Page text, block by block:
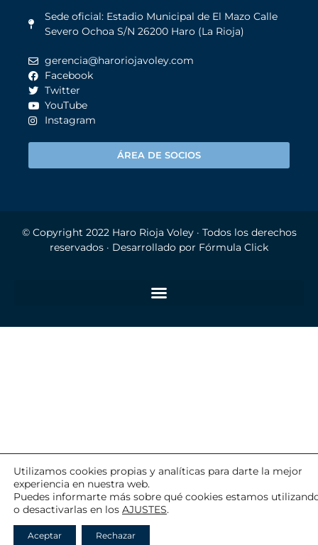
Sede oficial: Estadio Municipal de El Mazo Calle
Severo Ochoa S/N 26200 Haro (La Rioja)
gerencia@haroriojavoley.com
Facebook
Twitter
YouTube
Instagram
ÁREA DE SOCIOS
© Copyright 2022 Haro Rioja Voley· Todos los derechos
reservados · Desarrollado por Fórmula Click
Utilizamos cookies propias y analíticas para darte la mejor
experiencia en nuestra web.
Puedes informarte más sobre qué cookies estamos
o desactivarlas en los AJUSTES.
Aceptar Rechazar